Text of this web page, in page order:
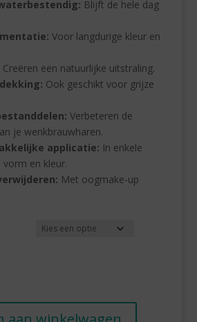
Blijft de hele dag
Voor langdurige kleur en
Creëren een natuurlijke uitstraling.
Ook geschikt voor grijze
Verbeteren de
je wenkbrauwharen.
applicatie: In enkele
en kleur.
Met oogmake-up